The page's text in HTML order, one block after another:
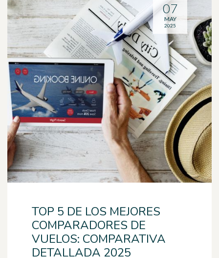
TOP 5 DE LOS MEJORES
COMPARADORES DE
VUELOS: COMPARATIVA
DETALLADA 2025
07
MAY
2025